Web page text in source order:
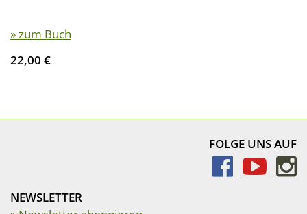
» zum Buch
22,00 €
FOLGE UNS AUF
NEWSLETTER